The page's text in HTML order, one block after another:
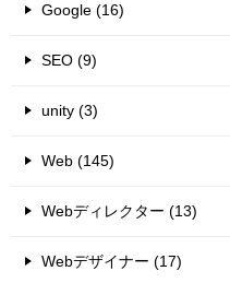
Google (16)
SEO (9)
unity (3)
Web (145)
Webディレクター (13)
Webデザイナー (17)